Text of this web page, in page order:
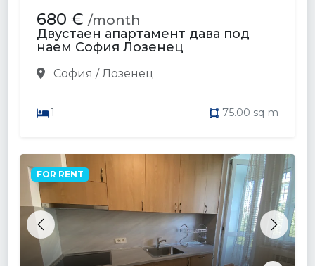
680 € /month
Двустаен апартамент дава под
наем София Лозенец
София / Лозенец
1 75.00 sq m
Previous Next
FOR RENT